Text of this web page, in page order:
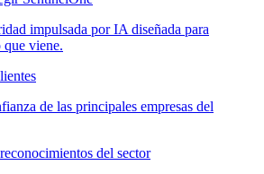
impulsada por IA diseñada para
que viene.
de las principales empresas del
del sector